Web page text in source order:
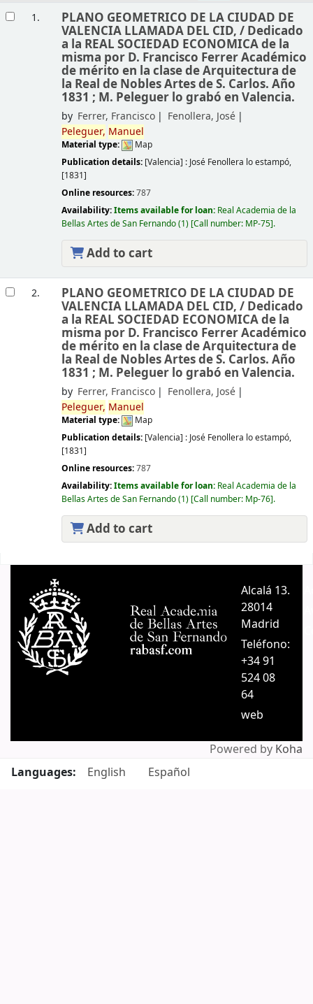
1. PLANO GEOMETRICO DE LA CIUDAD DE
VALENCIA LLAMADA DEL CID, / Dedicado
a la REAL SOCIEDAD ECONOMICA de la
misma por D. Francisco Ferrer Académico
de mérito en la clase de Arquitectura de
la Real de Nobles Artes de S. Carlos. Año
1831 ; M. Peleguer lo grabó en Valencia.
by Ferrer, Francisco
Fenollera, José
Peleguer, Manuel
Material type:
Map
Publication details: [Valencia] : José Fenollera lo estampó,
[1831]
Online resources:787
Availability:Items available for loan: Real Academia de la
Bellas Artes de San Fernando(1) Call number: MP-75 .
Add to cart
2. PLANO GEOMETRICO DE LA CIUDAD DE
VALENCIA LLAMADA DEL CID, / Dedicado
a la REAL SOCIEDAD ECONOMICA de la
misma por D. Francisco Ferrer Académico
de mérito en la clase de Arquitectura de
la Real de Nobles Artes de S. Carlos. Año
1831 ; M. Peleguer lo grabó en Valencia.
by Ferrer, Francisco
Fenollera, José
Peleguer, Manuel
Material type:
Map
Publication details: [Valencia] : José Fenollera lo estampó,
[1831]
Online resources:787
Availability:Items available for loan: Real Academia de la
Bellas Artes de San Fernando(1) Call number: Mp-76 .
Add to cart
Alcalá 13.
28014
Madrid
Teléfono:
+34 91
524 08
64
web
Powered by Koha
Languages:
English Español